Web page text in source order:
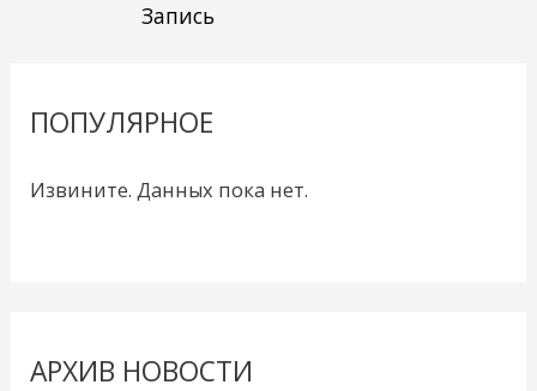
Запись
ПОПУЛЯРНОЕ
Извините. Данных пока нет.
АРХИВ НОВОСТИ